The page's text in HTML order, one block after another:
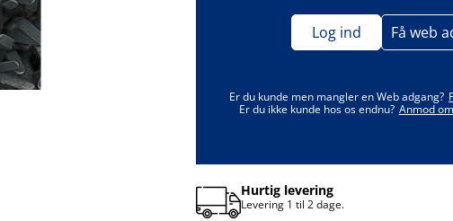
Log ind Få web
Er du kunde men mangler en Web adgang?
Er du ikke kunde hos os endnu? Anmod
Hurtig levering
Levering 1 til 2 dage.